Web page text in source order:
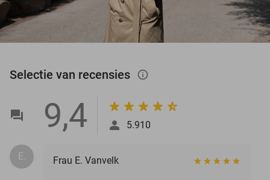
Selectie van recensies info_outlined
9,4 5.910
E. Frau E. Vanvelk